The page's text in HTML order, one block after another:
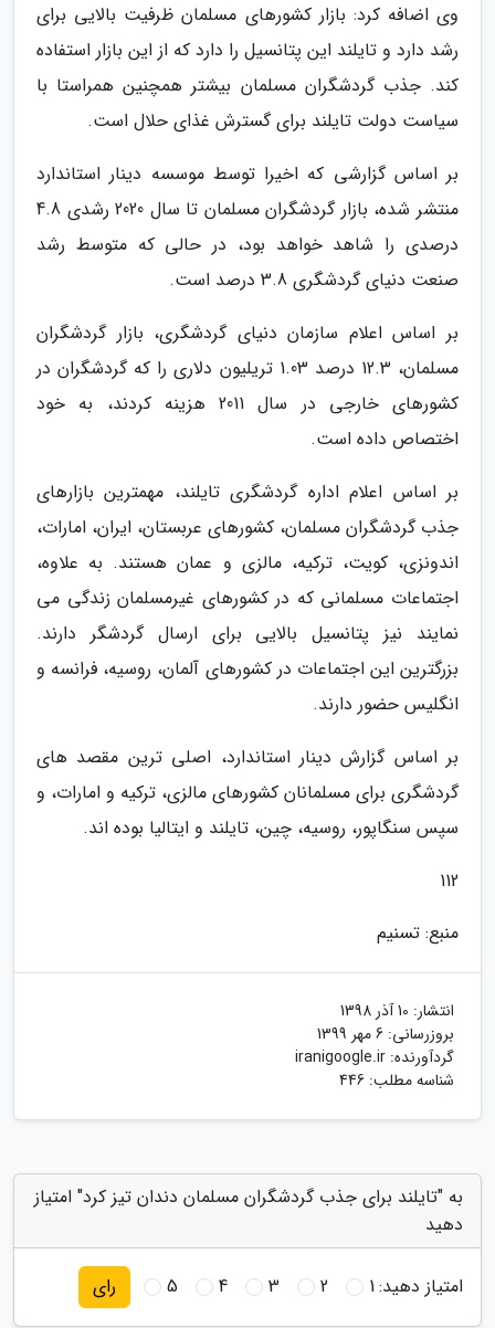
وی اضافه کرد: بازار کشورهای مسلمان ظرفیت بالایی برای
رشد دارد و تایلند این پتانسیل را دارد که از این بازار استفاده
کند. جذب گردشگران مسلمان بیشتر همچنین همراستا با
سیاست دولت تایلند برای گسترش غذای حلال است.
بر اساس گزارشی که اخیرا توسط موسسه دینار استاندارد
منتشر شده، بازار گردشگران مسلمان تا سال 2020 رشدی 4.8
درصدی را شاهد خواهد بود، در حالی که متوسط رشد
صنعت دنیای گردشگری 3.8 درصد است.
بر اساس اعلام سازمان دنیای گردشگری، بازار گردشگران
مسلمان، 12.3 درصد 1.03 تریلیون دلاری را که گردشگران در
کشورهای خارجی در سال 2011 هزینه کردند، به خود
اختصاص داده است.
بر اساس اعلام اداره گردشگری تایلند، مهمترین بازارهای
جذب گردشگران مسلمان، کشورهای عربستان، ایران، امارات،
اندونزی، کویت، ترکیه، مالزی و عمان هستند. به علاوه،
اجتماعات مسلمانی که در کشورهای غیرمسلمان زندگی می
نمایند نیز پتانسیل بالایی برای ارسال گردشگر دارند.
بزرگترین این اجتماعات در کشورهای آلمان، روسیه، فرانسه و
انگلیس حضور دارند.
بر اساس گزارش دینار استاندارد، اصلی ترین مقصد های
گردشگری برای مسلمانان کشورهای مالزی، ترکیه و امارات، و
سپس سنگاپور، روسیه، چین، تایلند و ایتالیا بوده اند.
112
منبع: تسنیم
انتشار: 10 آذر 1398
بروزرسانی: 6 مهر 1399
گردآورنده: iranigoogle.ir
شناسه مطلب: 446
به "تایلند برای جذب گردشگران مسلمان دندان تیز کرد" امتیاز
دهید
امتیاز دهید:1
2
3
4
5 رای